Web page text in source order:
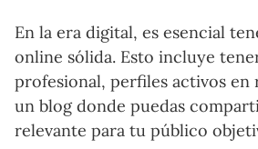
En la era digital, es esencial
online sólida. Esto incluye
profesional, perfiles activos en
un blog donde puedas
relevante para tu público